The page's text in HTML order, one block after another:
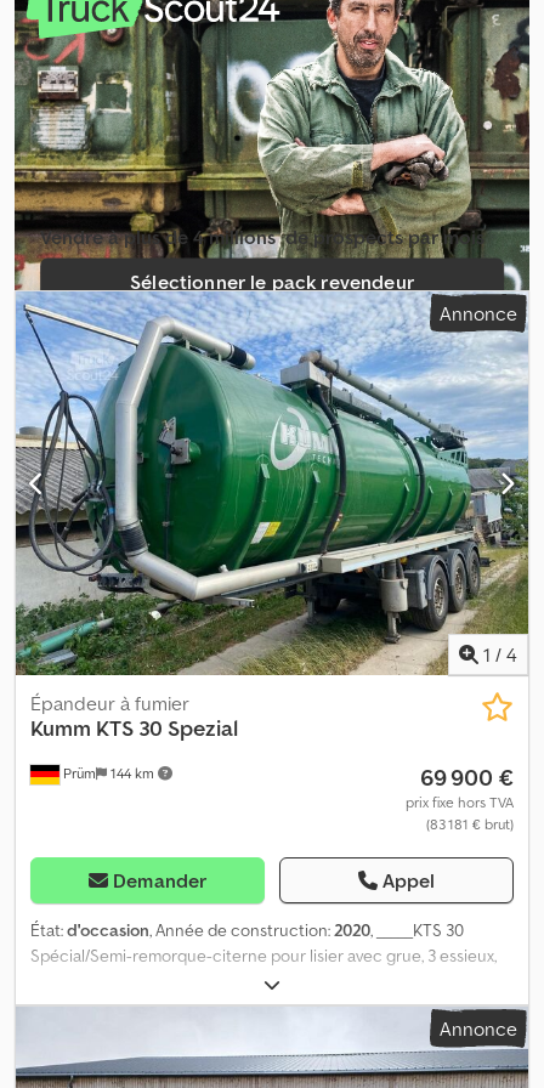
raccord : DN150/6 pouces Bride de raccordement : bride carrée -
Joint de bride de pompe 116-360 avec plaque intermédiaire 6 mm
- Console trois points Entraxe pompe jusqu’à 530 mm Matériau :
acier Finition : galvanisé à chaud Chodpfxsv Nz Dwo Antoa - Arbre
à cardan Taille T40 Profil d’entraînement 1 3/8 pouces, 6
cannelures (S6) Longueur totale 610 mm - Protection de prise de
force R116 Matériau : plastique noir - Adaptateur de conduite
droite Taille de raccordement 1:6 Norme de raccordement 1 :
bride carrée Taille de raccordement 2 : DN150 Norme de
raccordement 2 : pièce mâle Perrot - Joint plat Matériau : EPDM
Épaisseur du matériau : 3 mm Diamètre nominal : 150 mm -
Emballage Longueur 1200 mm Largeur 1200 mm Hauteur 1200 mm
Poids env. 300 kg
Vendre à plus de 4 millions ­ de prospects par mois
Sélectionner le pack revendeur
Créer une annonce unique
Annonce
1 / 4
Prüm 144 km
Épandeur à fumier
Kumm KTS 30 Spezial
69 900 €
prix fixe hors TVA
(83 181 € brut)
Demander Appel
État:d'occasion, Année de construction:2020, _____KTS 30
Spécial/Semi-remorque-citerne pour lisier avec grue, 3 essieux,
capacité de 30 m³, réservoir en acier inoxydable V2A, DIN 1.4301,
fabrication propre - Châssis gris Nova, traité par électrophorèse -
Diamètre du réservoir : 2200 mm - Trappe d’homme à l’arrière - 3
chicanes soudées spécialement - Système de rinçage pour
agiter le contenu du réservoir - 2 supports de tuyau en aluminium
Annonce